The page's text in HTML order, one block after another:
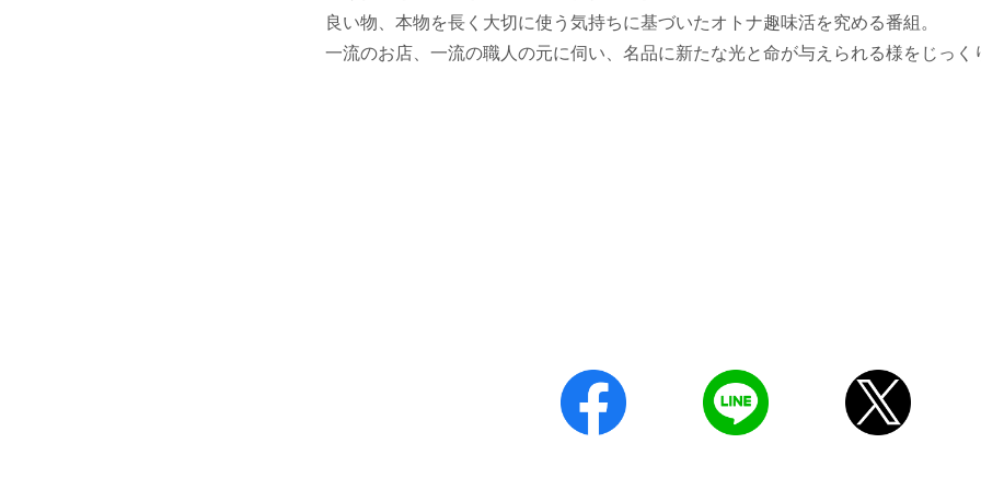
良い物、本物を長く大切に使う気持ちに基づいたオトナ趣味活を究める番組。
一流のお店、一流の職人の元に伺い、名品に新たな光と命が与えられる様をじっく